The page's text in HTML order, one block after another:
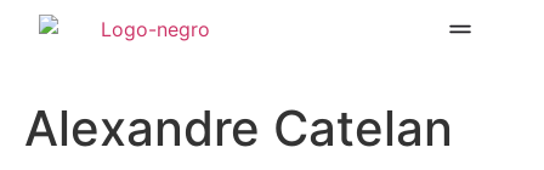
Alexandre Catelan